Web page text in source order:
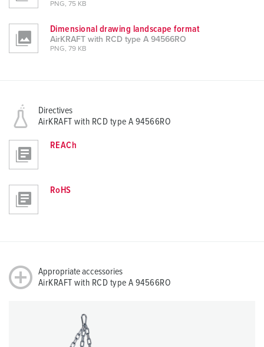
PNG, 75 KB
Dimensional drawing landscape format
AirKRAFT with RCD type A 94566RO
PNG, 79 KB
Directives
AirKRAFT with RCD type A 94566RO
REACh
RoHS
Appropriate accessories
AirKRAFT with RCD type A 94566RO